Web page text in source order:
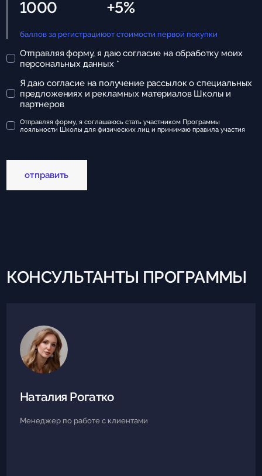
Отправляя форму, я даюсогласие на обработку моих
персональных данных *
Я даю согласие на получение рассылок о специальных
предложениях и рекламных материалов Школы и
партнеров
Отправляя форму, я соглашаюсь стать участником Программы
лояльности Школы для физических лиц и принимаю правила участия
1000
баллов за регистрацию
+5%
от стоимости первой покупки
отправить
КОНСУЛЬТАНТЫ ПРОГРАММЫ
Наталия Рогатко
Менеджер по работе с клиентами